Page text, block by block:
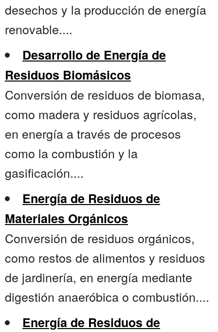
desechos y la producción de energía
renovable....
Desarrollo de Energía de
Residuos Biomásicos
Conversión de residuos de biomasa,
como madera y residuos agrícolas,
en energía a través de procesos
como la combustión y la
gasificación....
Energía de Residuos de
Materiales Orgánicos
Conversión de residuos orgánicos,
como restos de alimentos y residuos
de jardinería, en energía mediante
digestión anaeróbica o combustión....
Energía de Residuos de